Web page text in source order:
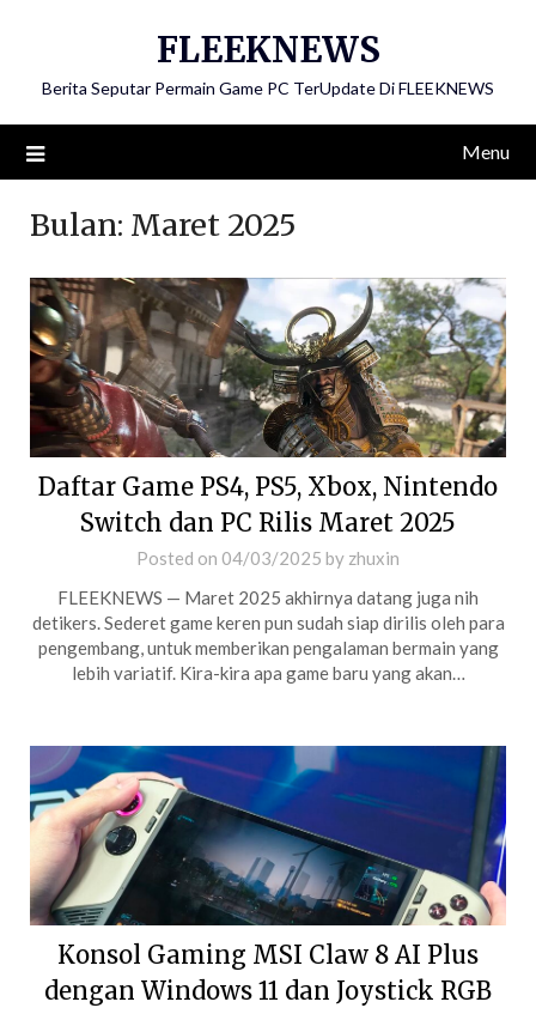
FLEEKNEWS
Berita Seputar Permain Game PC TerUpdate Di FLEEKNEWS
Menu
Bulan: Maret 2025
Daftar Game PS4, PS5, Xbox, Nintendo
Switch dan PC Rilis Maret 2025
Posted on 04/03/2025 by zhuxin
FLEEKNEWS — Maret 2025 akhirnya datang juga nih
detikers. Sederet game keren pun sudah siap dirilis oleh para
pengembang, untuk memberikan pengalaman bermain yang
lebih variatif. Kira-kira apa game baru yang akan…
Konsol Gaming MSI Claw 8 AI Plus
dengan Windows 11 dan Joystick RGB